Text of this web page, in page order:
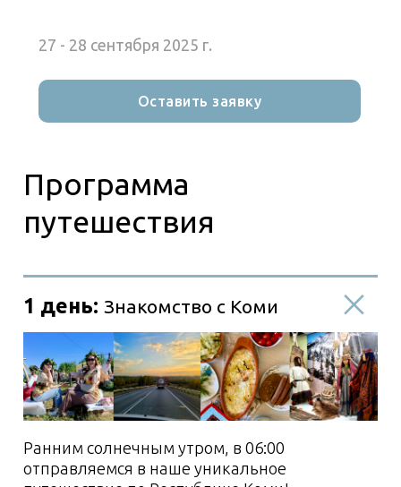
27 - 28 сентября 2025 г.
Оставить заявку
проголодались… Поэтому идём
дегустировать местную кухню
особенностью которого является широкий
выбор блюд коми национальной кухни.
Здесь вы сможете отведать блюда из мяса
свежайшую коми выпечку и многое другое.
Ммммм….объедение! Готовьтесь получать
гастрономическое удовольствие!
обычаями. И для этого мы отправляемся в
древней лыжи в мире? Нет?
Именно здесь хранится лыжа охотника
Йиркапа, которой около 8 000 лет! Это
настоящеекоми-чудо, которое предлагаем
увидеть своими глазами!
А о традиционной культуре Коми мы узнаем
которую проведут талантливые
экскурсоводы музея!